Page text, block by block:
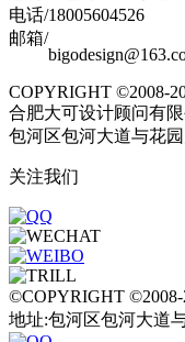
电话/18005604526
邮箱/
COPYRIGHT ©2008-
合肥大可设计顾问有
包河区包河大道与花
关注我们
©COPYRIGHT
地址:包河区包河大道